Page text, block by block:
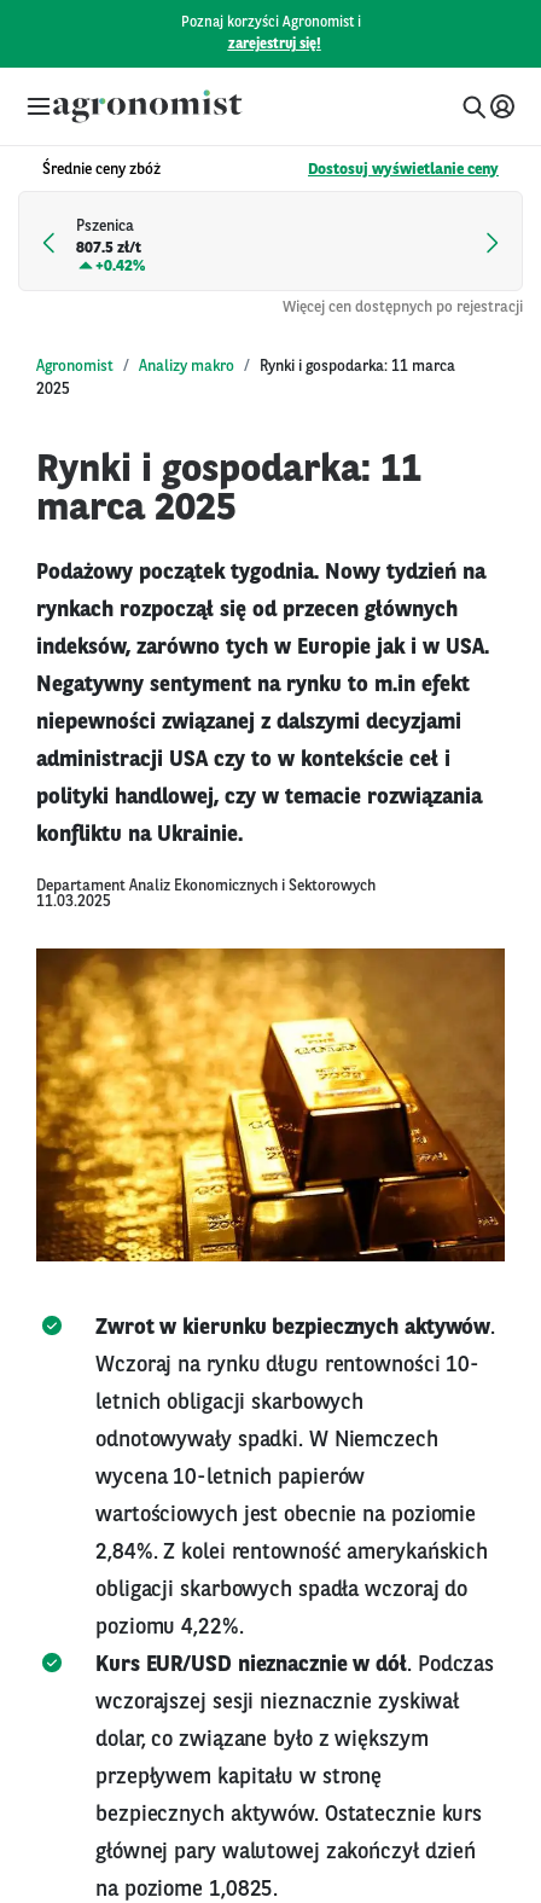
Poznaj korzyści Agronomist i
zarejestruj się!
Średnie ceny zbóż Dostosuj wyświetlanie ceny
Pszenica
807.5 zł/t
+0.42%
Więcej cen dostępnych po rejestracji
Agronomist Analizy makro
Rynki i gospodarka: 11 marca
2025
Rynki i gospodarka: 11
marca 2025
Podażowy początek tygodnia. Nowy tydzień na
rynkach rozpoczął się od przecen głównych
indeksów, zarówno tych w Europie jak i w USA.
Negatywny sentyment na rynku to m.in efekt
niepewności związanej z dalszymi decyzjami
administracji USA czy to w kontekście ceł i
polityki handlowej, czy w temacie rozwiązania
konfliktu na Ukrainie.
Departament Analiz Ekonomicznych i Sektorowych
11.03.2025
Zwrot w kierunku bezpiecznych aktywów.
Wczoraj na rynku długu rentowności 10-
letnich obligacji skarbowych
odnotowywały spadki. W Niemczech
wycena 10-letnich papierów
wartościowych jest obecnie na poziomie
2,84%. Z kolei rentowność amerykańskich
obligacji skarbowych spadła wczoraj do
poziomu 4,22%.
Kurs EUR/USD nieznacznie w dół. Podczas
wczorajszej sesji nieznacznie zyskiwał
dolar, co związane było z większym
przepływem kapitału w stronę
bezpiecznych aktywów. Ostatecznie kurs
głównej pary walutowej zakończył dzień
na poziome 1,0825.